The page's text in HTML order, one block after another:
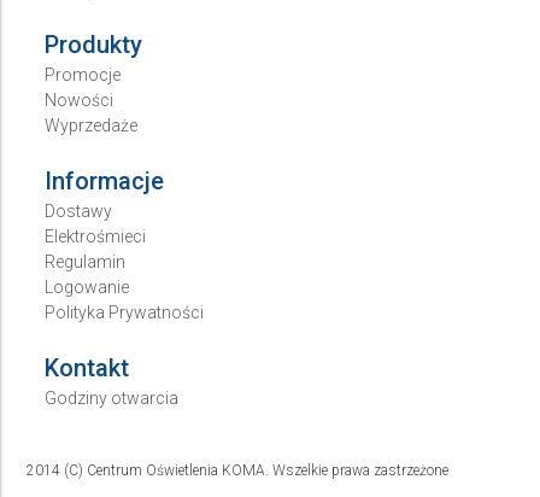
Produkty
Promocje
Nowości
Wyprzedaże
Informacje
Dostawy
Elektrośmieci
Regulamin
Logowanie
Polityka Prywatności
Kontakt
Godziny otwarcia
2014 (C) Centrum Oświetlenia KOMA. Wszelkie prawa zastrzeżone